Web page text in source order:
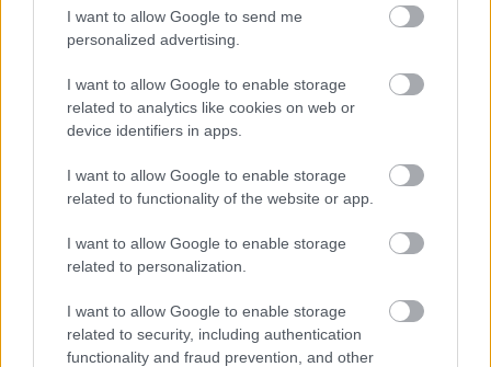
I want to allow Google to send me
personalized advertising.
I want to allow Google to enable storage
related to analytics like cookies on web or
device identifiers in apps.
I want to allow Google to enable storage
related to functionality of the website or app.
I want to allow Google to enable storage
related to personalization.
I want to allow Google to enable storage
related to security, including authentication
functionality and fraud prevention, and other
Η νέα καμπάνια της Λουξ έχει τη γεύση του
δικού μας ελληνικού καλοκαιριού!